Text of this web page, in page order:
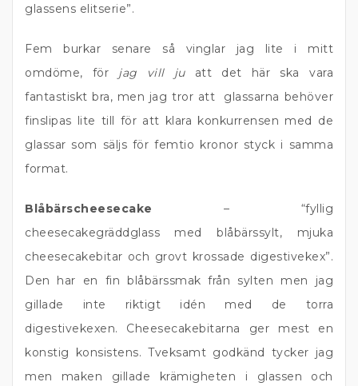
glassens elitserie”.
Fem burkar senare så vinglar jag lite i mitt
omdöme, för jag vill juatt det här ska vara
fantastiskt bra, men jag tror att glassarna behöver
finslipas lite till för att klara konkurrensen med de
glassar som säljs för femtio kronor styck i samma
format.
Blåbärscheesecake – “fyllig
cheesecakegräddglass med blåbärssylt, mjuka
cheesecakebitar och grovt krossade digestivekex”.
Den har en fin blåbärssmak från sylten men jag
gillade inte riktigt idén med de torra
digestivekexen. Cheesecakebitarna ger mest en
konstig konsistens. Tveksamt godkänd tycker jag
men maken gillade krämigheten i glassen och